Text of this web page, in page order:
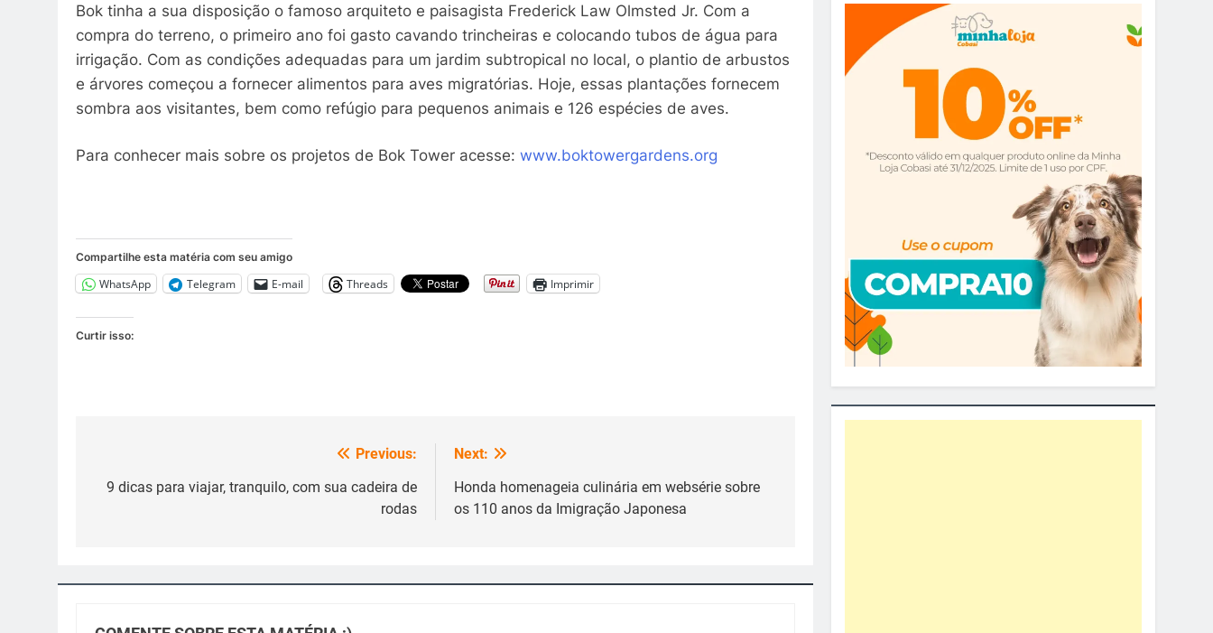
Bok tinha a sua disposição o famoso arquiteto e paisagista Frederick Law Olmsted Jr. Com a
compra do terreno, o primeiro ano foi gasto cavando trincheiras e colocando tubos de água para
irrigação. Com as condições adequadas para um jardim subtropical no local, o plantio de arbustos
e árvores começou a fornecer alimentos para aves migratórias. Hoje, essas plantações fornecem
sombra aos visitantes, bem como refúgio para pequenos animais e 126 espécies de aves.
Para conhecer mais sobre os projetos de Bok Tower acesse: www.boktowergardens.org
Compartilhe esta matéria com seu amigo
WhatsApp Telegram E-mail Threads Imprimir
Curtir isso:
de
Previous:
9 dicas para viajar, tranquilo, com sua cadeira de
rodas
Next:
Honda homenageia culinária em websérie sobre
os 110 anos da Imigração Japonesa